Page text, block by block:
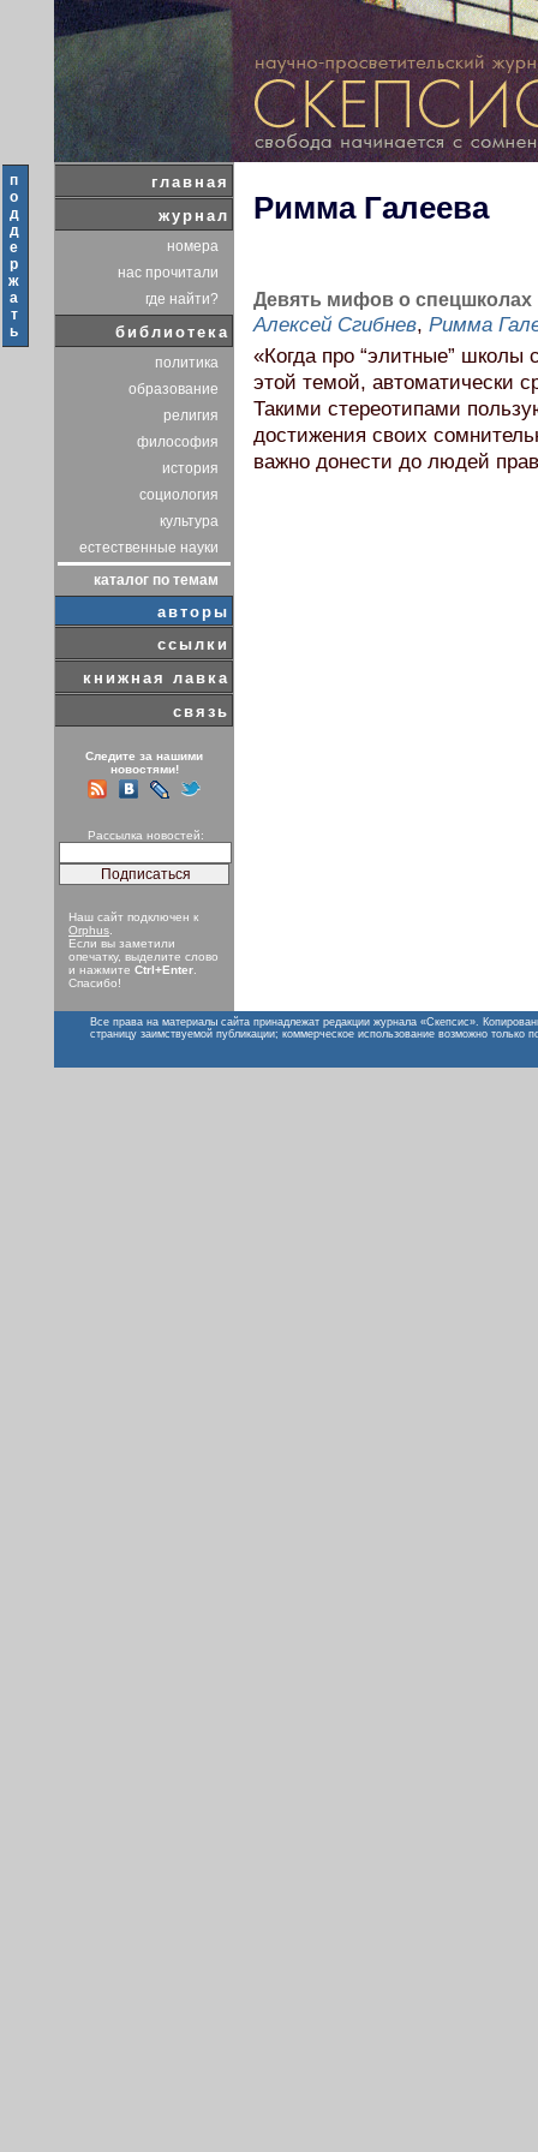
п
о
д
д
е
р
ж
а
т
ь
главная
журнал
номера
нас прочитали
где найти?
библиотека
политика
образование
религия
философия
история
социология
культура
естественные науки
каталог по темам
авторы
ссылки
книжная лавка
связь
Следите за нашими
новостями!
Рассылка новостей:
Наш сайт подключен к
Orphus
Если вы заметили
опечатку, выделите слово
и нажмите Ctrl+Enter
Спасибо!
Римма Галеева
Девять мифов о спецшколах
Алексей Сгибнев, Римма
«Когда про “элитные”
этой темой, автоматически
Такими стереотипами
достижения своих
важно донести до людей
Все права на материалы сайта принадлежат редакции журнала «Скепсис».
страницу заимствуемой публикации; коммерческое использование возможно только